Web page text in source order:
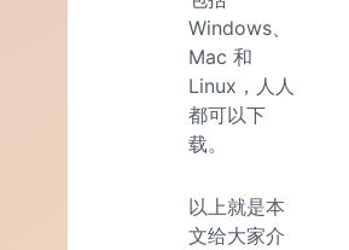
Windows、
Mac 和
Linux，人人
都可以下
载。
以上就是本
文给大家介